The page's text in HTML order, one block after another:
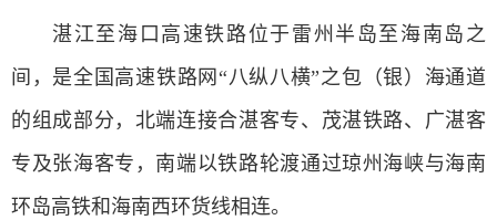
湛江至海口高速铁路位于雷州半岛至海南岛之
间，是全国高速铁路网“八纵八横”之包（银）海通道
的组成部分，北端连接合湛客专、茂湛铁路、广湛客
专及张海客专，南端以铁路轮渡通过琼州海峡与海南
环岛高铁和海南西环货线相连。